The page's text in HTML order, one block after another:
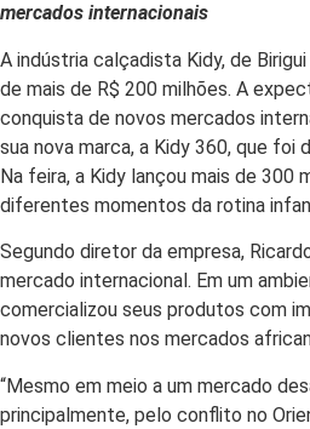
mercados internacionais
A indústria calçadista Kidy, de
de mais de R$ 200 milhões. A
conquista de novos mercados
sua nova marca, a Kidy 360, que foi
Na feira, a Kidy lançou mais de
diferentes momentos da rotina
Segundo diretor da empresa,
mercado internacional. Em um
comercializou seus produtos com
novos clientes nos mercados
“Mesmo em meio a um mercado
principalmente, pelo conflito no